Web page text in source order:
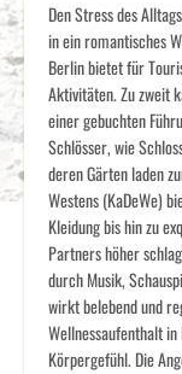
Den Stress des
in ein romantisches
Berlin bietet für
Aktivitäten. Zu zweit
einer gebuchten
Schlösser, wie
deren Gärten laden
Westens (KaDeWe)
Kleidung bis hin zu
Partners höher
durch Musik,
wirkt belebend und
Wellnessaufenthalt
Körpergefühl. Die